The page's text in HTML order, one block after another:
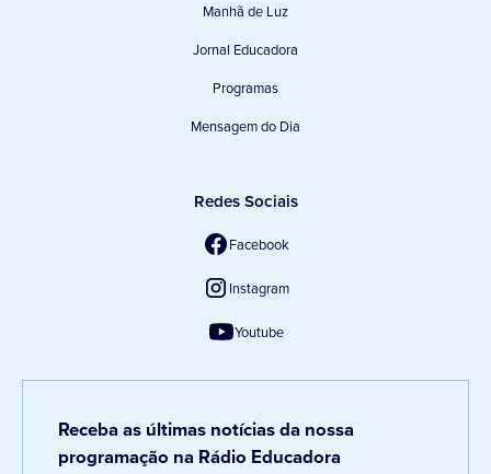
Manhã de Luz
Jornal Educadora
Programas
Mensagem do Dia
Redes Sociais
Facebook
Instagram
Youtube
Receba as últimas notícias da nossa
programação na Rádio Educadora